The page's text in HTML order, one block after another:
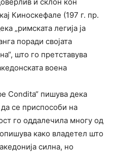
Киноскефале (197 г. пр.
„римската легија ја
поради својата
што го претставува
воена
Condita“ пишува дека
се приспособи на
го оддалечила многу од
опишува како владетел што
силна, но